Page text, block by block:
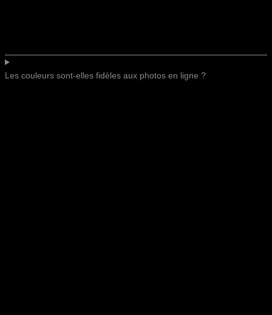
Les couleurs sont-elles fidèles aux photos en ligne ?